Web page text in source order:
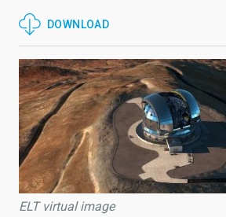
DOWNLOAD
ELT virtual image